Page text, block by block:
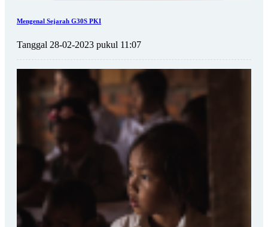
Mengenal Sejarah G30S PKI
Tanggal 28-02-2023 pukul 11:07